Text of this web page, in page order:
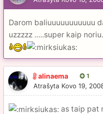
Darom baliuuuuuuuuuuu
uzzzzz .....super kaip
alinaema 1
Atrašyta Kovo 19,
as taip pat